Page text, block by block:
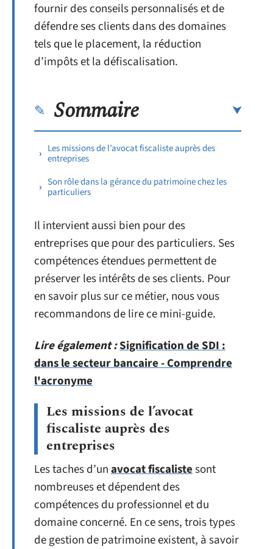
fournir des conseils personnalisés et de
défendre ses clients dans des domaines
tels que le placement, la réduction
d’impôts et la défiscalisation.
Sommaire
Les missions de l’avocat fiscaliste auprès des
entreprises
Son rôle dans la gérance du patrimoine chez les
particuliers
Il intervient aussi bien pour des
entreprises que pour des particuliers. Ses
compétences étendues permettent de
préserver les intérêts de ses clients. Pour
en savoir plus sur ce métier, nous vous
recommandons de lire ce mini-guide.
Lire également :Signification de SDI :
dans le secteur bancaire - Comprendre
l'acronyme
Les missions de l’avocat
fiscaliste auprès des
entreprises
Les taches d’unavocat fiscalistesont
nombreuses et dépendent des
compétences du professionnel et du
domaine concerné. En ce sens, trois types
de gestion de patrimoine existent, à savoir